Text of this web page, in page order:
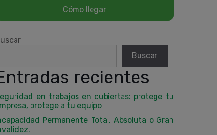
Buscar
recientes
en trabajos en cubiertas: protege tu
protege a tu equipo
Permanente Total, Absoluta o Gran